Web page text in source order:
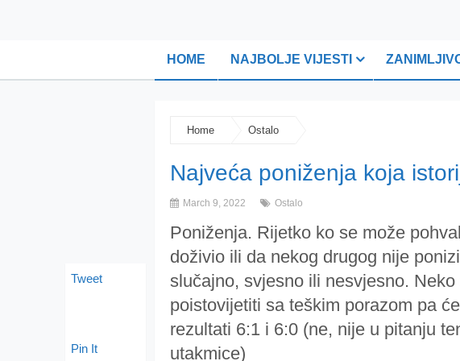
HOME NAJBOLJE VIJESTI
Home Ostalo
Najveća poniženja koja
March 9, 2022 Ostalo
Poniženja. Rijetko ko se može
doživio ili da nekog drugog nije
slučajno, svjesno ili nesvjesno.
poistovijetiti sa teškim porazom pa
rezultati 6:1 i 6:0 (ne, nije u pitanju
utakmice)
Tweet
Pin It